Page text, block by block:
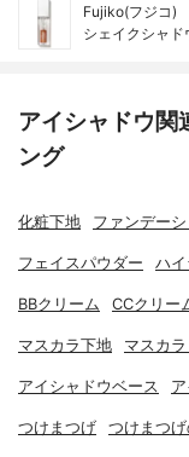
Fujiko(フジコ)
シェイクシャド
アイシャドウ関
ング
化粧下地 ファンデー
フェイスパウダー ハイ
BBクリーム CCクリー
マスカラ下地 マスカ
アイシャドウベース
つけまつげ つけまつげ